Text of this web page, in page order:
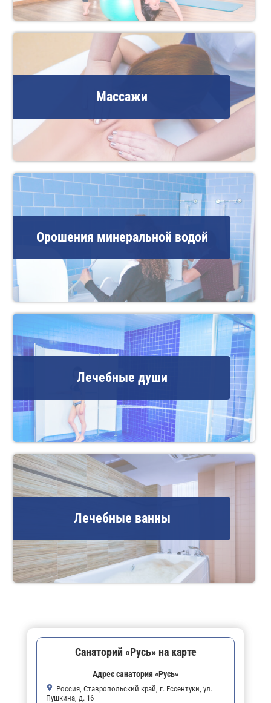
Массажи
Орошения минеральной водой
Лечебные души
Лечебные ванны
Санаторий «Русь» на карте
Адрес санатория «Русь»
Россия, Ставропольский край, г. Ессентуки, ул.
Пушкина, д. 16